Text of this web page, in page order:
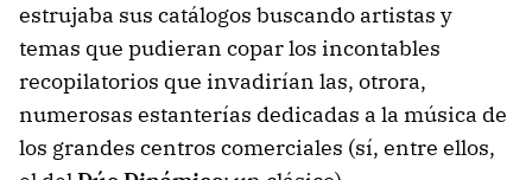
estrujaba sus catálogos buscando artistas y
temas que pudieran copar los incontables
recopilatorios que invadirían las, otrora,
numerosas estanterías dedicadas a la música de
los grandes centros comerciales (sí, entre ellos,